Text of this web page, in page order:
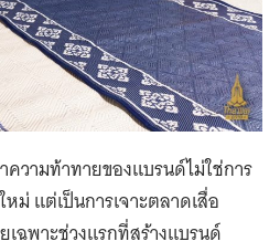
ความท้าทายของแบรนด์ไม่ใช่การ
ม่ แต่เป็นการเจาะตลาดเสื่อ
ฉพาะช่วงแรกที่สร้างแบรนด์